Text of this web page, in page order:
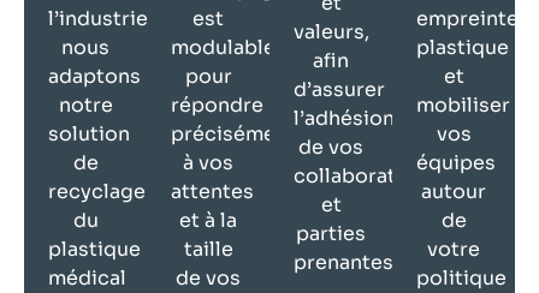
l’industrie,
nous
adaptons
notre
solution
de
recyclage
du
plastique
médical
est
modulable
pour
répondre
précisément
à vos
attentes
et à la
taille
de vos
valeurs,
afin
d’assurer
l’adhésion
de vos
collaborateurs
et
parties
prenantes.
empreinte
plastique
et
mobiliser
vos
équipes
autour
de
votre
politique